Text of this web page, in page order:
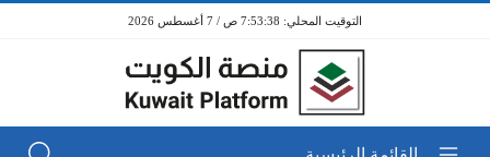
7:53:38 ص / 7 أغسطس 2026